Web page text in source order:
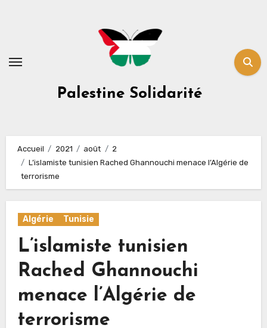
Palestine Solidarité
Accueil 2021 août
2
L’islamiste tunisien Rached Ghannouchi menace l’Algérie de
terrorisme
Algérie Tunisie
L’islamiste tunisien
Rached Ghannouchi
menace l’Algérie de
terrorisme